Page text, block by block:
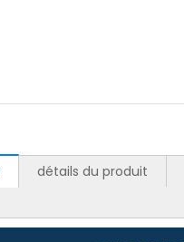
détails du produit